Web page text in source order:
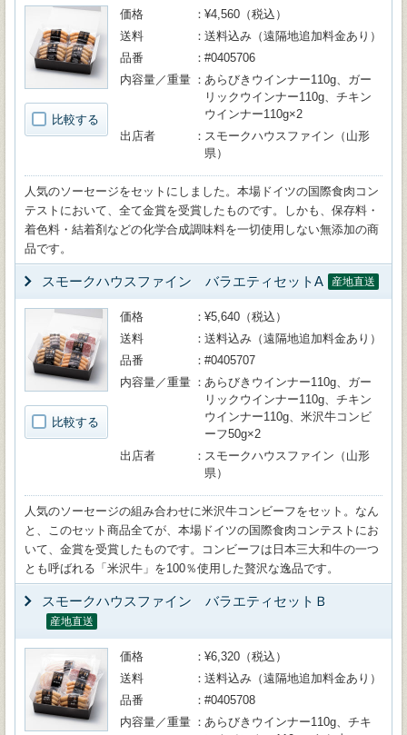
比較する
価格
¥4,560（税込）
送料
送料込み（遠隔地追加料金あり）
品番
#0405706
内容量／重量
あらびきウインナー110g、ガー
リックウインナー110g、チキン
ウインナー110g×2
出店者
スモークハウスファイン（山形
県）
人気のソーセージをセットにしました。本場ドイツの国際食肉コン
テストにおいて、全て金賞を受賞したものです。しかも、保存料・
着色料・結着剤などの化学合成調味料を一切使用しない無添加の商
品です。
スモークハウスファイン バラエティセットA 産地直送
比較する
価格
¥5,640（税込）
送料
送料込み（遠隔地追加料金あり）
品番
#0405707
内容量／重量
あらびきウインナー110g、ガー
リックウインナー110g、チキン
ウインナー110g、米沢牛コンビ
ーフ50g×2
出店者
スモークハウスファイン（山形
県）
人気のソーセージの組み合わせに米沢牛コンビーフをセット。なん
と、このセット商品全てが、本場ドイツの国際食肉コンテストにお
いて、金賞を受賞したものです。コンビーフは日本三大和牛の一つ
とも呼ばれる「米沢牛」を100％使用した贅沢な逸品です。
スモークハウスファイン バラエティセットＢ
産地直送
価格
¥6,320（税込）
送料
送料込み（遠隔地追加料金あり）
品番
#0405708
内容量／重量
あらびきウインナー110g、チキ